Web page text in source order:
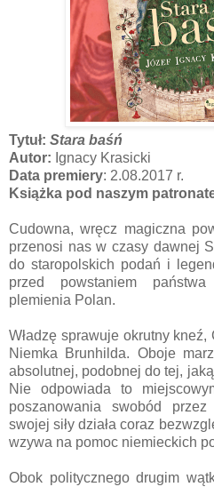
Tytuł: Stara baśń
Autor: Ignacy Krasicki
Data premiery: 2.08.2017 r.
Książka pod naszym
Cudowna, wręcz magiczna
przenosi nas w czasy dawnej
do staropolskich podań i
przed powstaniem
plemienia Polan.
Władzę sprawuje okrutny
Niemka Brunhilda. Oboje
absolutnej, podobnej do tej,
Nie odpowiada to
poszanowania swobód
swojej siły działa coraz
wzywa na pomoc niemieckich
Obok politycznego drugim